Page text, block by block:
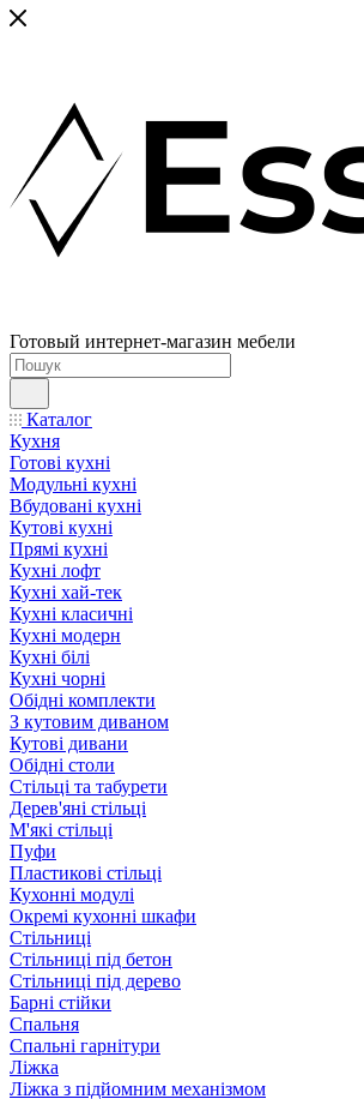
Готовый интернет-магазин мебели
Каталог
Кухня
Готові кухні
Модульні кухні
Вбудовані кухні
Кутові кухні
Прямі кухні
Кухні лофт
Кухні хай-тек
Кухні класичні
Кухні модерн
Кухні білі
Кухні чорні
Обідні комплекти
З кутовим диваном
Кутові дивани
Обідні столи
Стільці та табурети
Дерев'яні стільці
М'які стільці
Пуфи
Пластикові стільці
Кухонні модулі
Окремі кухонні шкафи
Стільниці
Стільниці під бетон
Стільниці під дерево
Барні стійки
Спальня
Спальні гарнітури
Ліжка
Ліжка з підйомним механізмом